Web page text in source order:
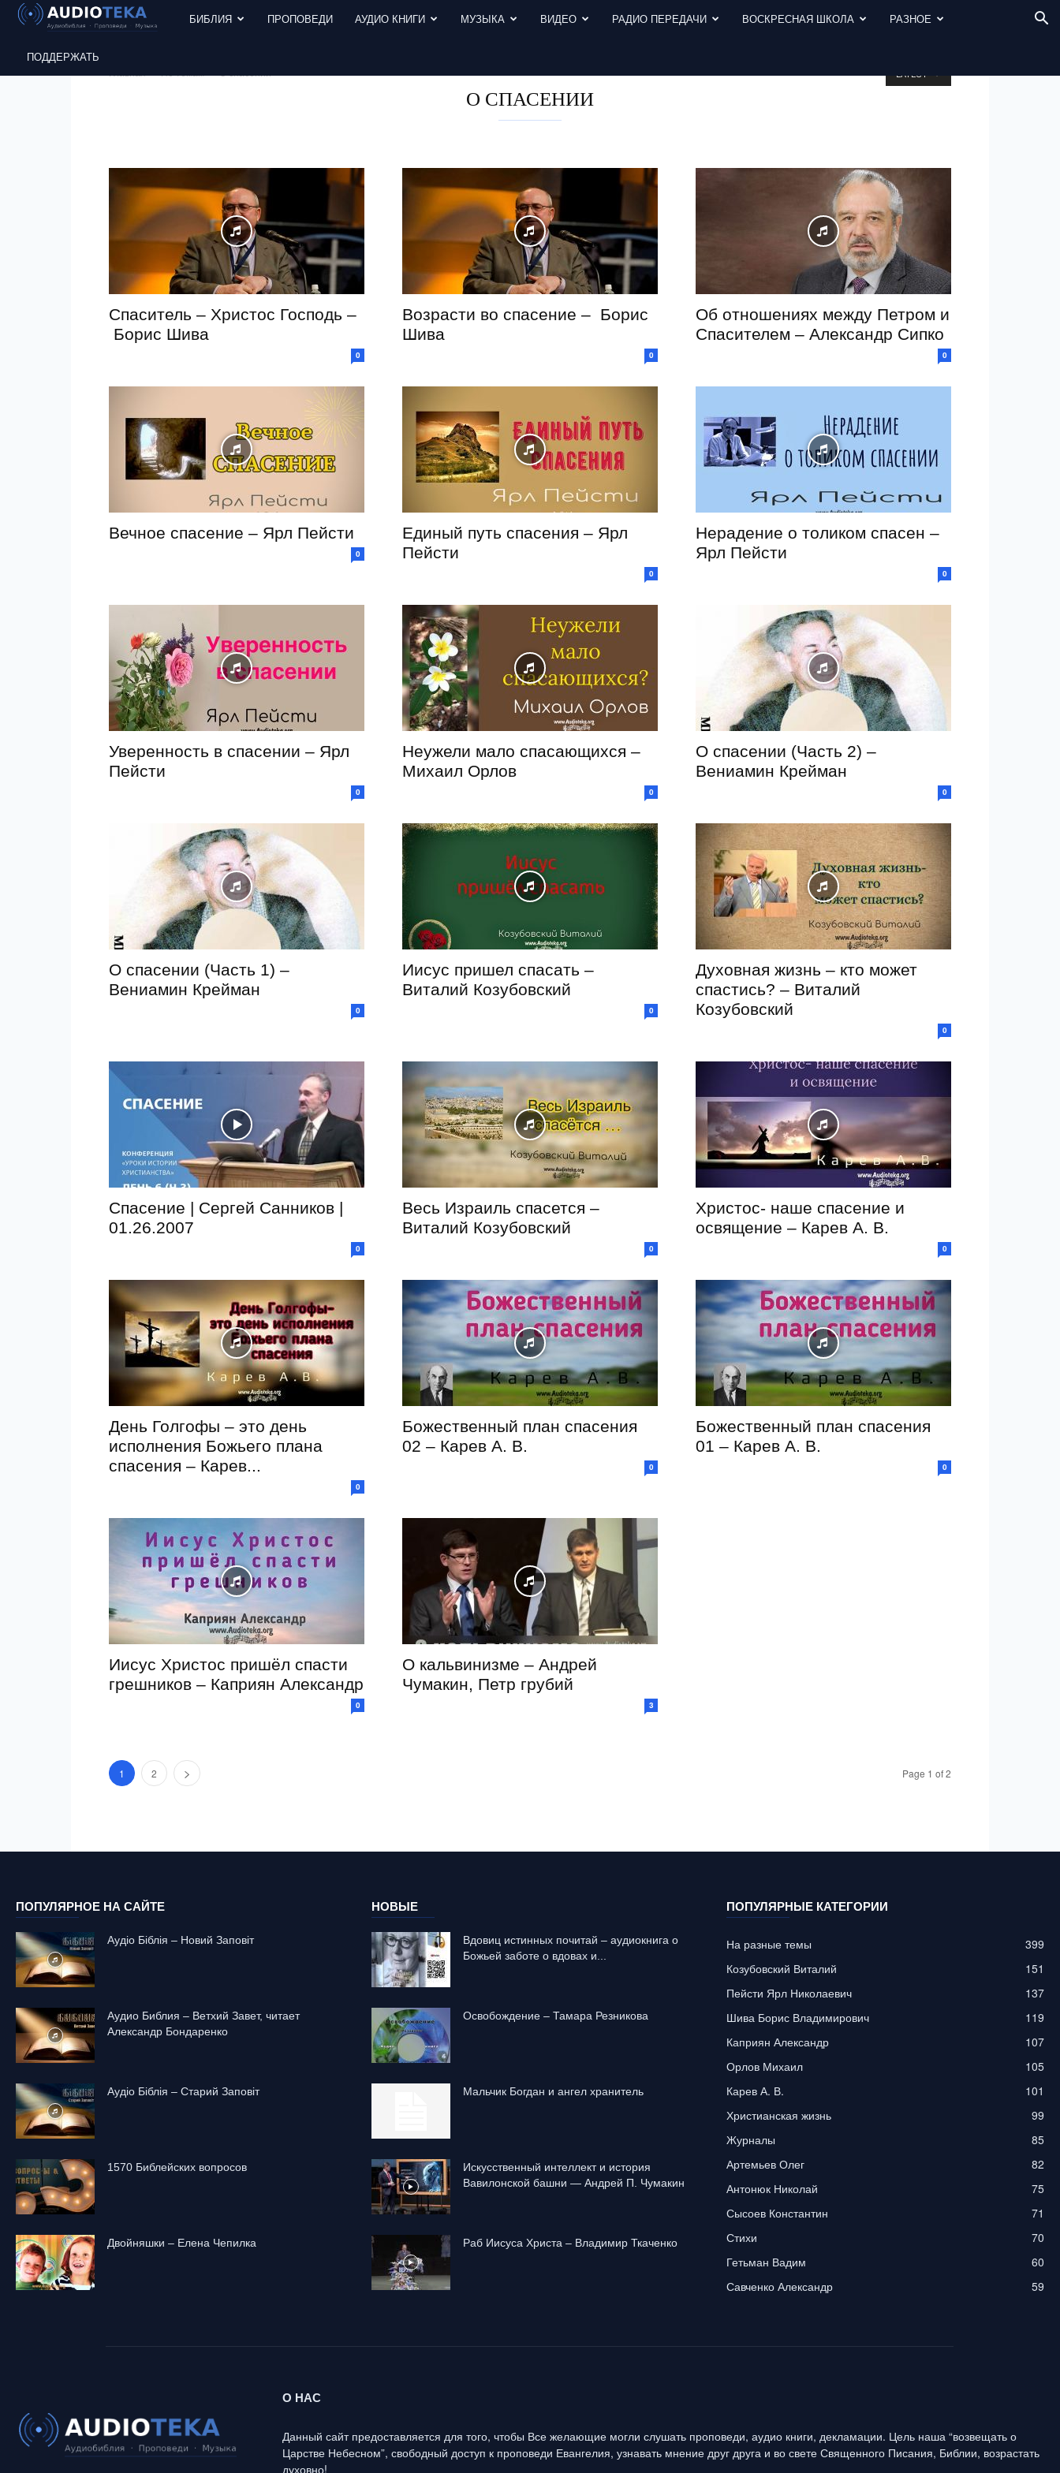
БИБЛИЯ ПРОПОВЕДИ АУДИО КНИГИ МУЗЫКА ВИДЕО РАДИО ПЕРЕДАЧИ ВОСКРЕСНАЯ ШКОЛА РАЗНОЕ
ПОДДЕРЖАТЬ
О СПАСЕНИИ
LATEST
Спаситель – Христос Господь –
Борис Шива
0
Возрасти во спасение – Борис
Шива
0
Об отношениях между Петром и
Спасителем – Александр Сипко
0
Вечное спасение – Ярл Пейсти
0
Единый путь спасения – Ярл
Пейсти
0
Нерадение о толиком спасен –
Ярл Пейсти
0
Уверенность в спасении – Ярл
Пейсти
0
Неужели мало спасающихся –
Михаил Орлов
0
О спасении (Часть 2) –
Вениамин Крейман
0
О спасении (Часть 1) –
Вениамин Крейман
0
Иисус пришел спасать –
Виталий Козубовский
0
Духовная жизнь – кто может
спастись? – Виталий
Козубовский
0
Спасение | Сергей Санников |
01.26.2007
0
Весь Израиль спасется –
Виталий Козубовский
0
Христос- наше спасение и
освящение – Карев А. В.
0
День Голгофы – это день
исполнения Божьего плана
спасения – Карев...
0
Божественный план спасения
02 – Карев А. В.
0
Божественный план спасения
01 – Карев А. В.
0
Иисус Христос пришёл спасти
грешников – Каприян Александр
0
О кальвинизме – Андрей
Чумакин, Петр грубий
3
1 2 Page 1 of 2
ПОПУЛЯРНОЕ НА САЙТЕ
Аудіо Біблія – Новий Заповіт
Аудио Библия – Ветхий Завет, читает
Александр Бондаренко
Аудіо Біблія – Старий Заповіт
1570 Библейских вопросов
Двойняшки – Елена Чепилка
НОВЫЕ
Вдовиц истинных почитай – аудиокнига о
Божьей заботе о вдовах и...
Освобождение – Тамара Резникова
Mальчик Богдан и ангел хранитель
Искусственный интеллект и история
Вавилонской башни — Андрей П. Чумакин
Раб Иисуса Христа – Владимир Ткаченко
ПОПУЛЯРНЫЕ КАТЕГОРИИ
На разные темы
399
Козубовский Виталий
151
Пейсти Ярл Николаевич
137
Шива Борис Владимирович
119
Каприян Александр
107
Орлов Михаил
105
Карев А. В.
101
Христианская жизнь
99
Журналы
85
Артемьев Олег
82
Антонюк Николай
75
Сысоев Константин
71
Стихи
70
Гетьман Вадим
60
Савченко Александр
59
О НАС
Данный сайт предоставляется для того, чтобы Все желающие могли слушать проповеди, аудио книги, декламации. Цель наша “возвещать о
Царстве Небесном”, свободный доступ к проповеди Евангелия, узнавать мнение друг друга и во свете Священного Писания, Библии, возрастать
духовно!